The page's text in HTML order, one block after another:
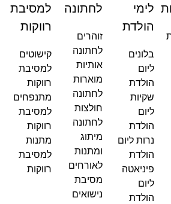
לימי
הולדת
בלונים
ליום
הולדת
שקיות
ליום
הולדת
נרות ליום
הולדת
פיניאטה
ליום
הולדת
לחתונה
זוהרים
לחתונה
אותיות
מוארות
לחתונה
חולצות
לחתונה
מיתוג
ומתנות
לאורחים
מסיבת
נישואים
למסיבת
רווקות
קישוטים
למסיבת
רווקות
מתנפחים
למסיבת
רווקות
מתנות
למסיבת
רווקות